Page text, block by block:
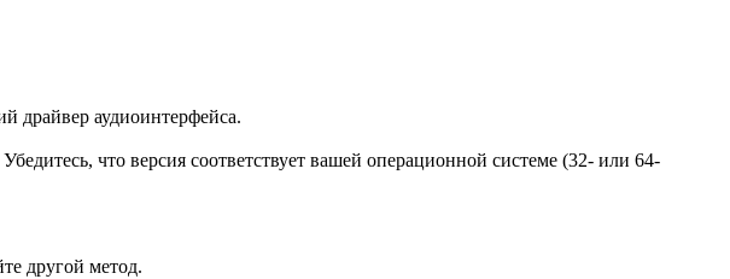
драйвер аудиоинтерфейса.
что версия соответствует вашей операционной системе (32- или 64-
другой метод.